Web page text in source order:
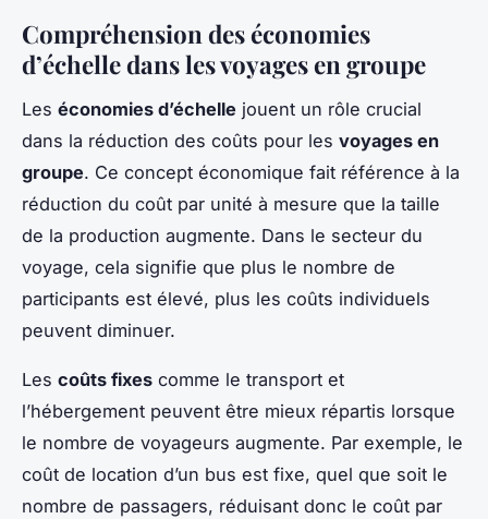
Compréhension des économies
d’échelle dans les voyages en groupe
Les économies d’échelle jouent un rôle crucial
dans la réduction des coûts pour les voyages en
groupe. Ce concept économique fait référence à la
réduction du coût par unité à mesure que la taille
de la production augmente. Dans le secteur du
voyage, cela signifie que plus le nombre de
participants est élevé, plus les coûts individuels
peuvent diminuer.
Les coûts fixes comme le transport et
l’hébergement peuvent être mieux répartis lorsque
le nombre de voyageurs augmente. Par exemple, le
coût de location d’un bus est fixe, quel que soit le
nombre de passagers, réduisant donc le coût par